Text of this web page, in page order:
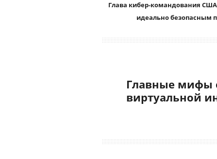
Глава кибер-командования
идеально безопасным
Главные мифы
виртуальной